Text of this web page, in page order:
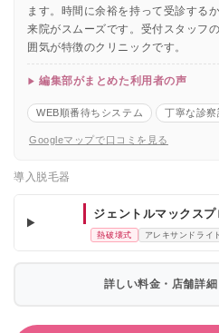
ます。時間に余裕を持って受診する
来院がスムーズです。受付スタッフ
囲気が特徴のクリニックです。
編集部がまとめた利用者の声
WEB順番待ちシステム 丁寧な診察
Googleマップで口コミを見る
導入脱毛器
ジェントルマックスプ
熱破壊式 アレキサンドライ
詳しい料金・店舗詳